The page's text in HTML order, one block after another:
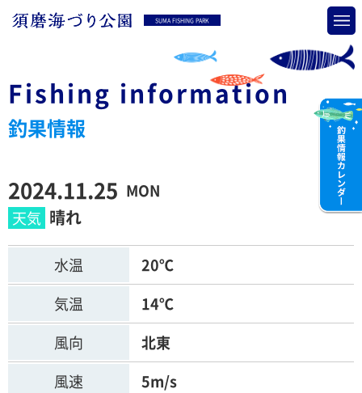
SUMA FISHING PARK
Fishing information
釣果情報
2024.11.25 MON
晴れ
水温
20℃
気温
14℃
風向
北東
風速
5m/s